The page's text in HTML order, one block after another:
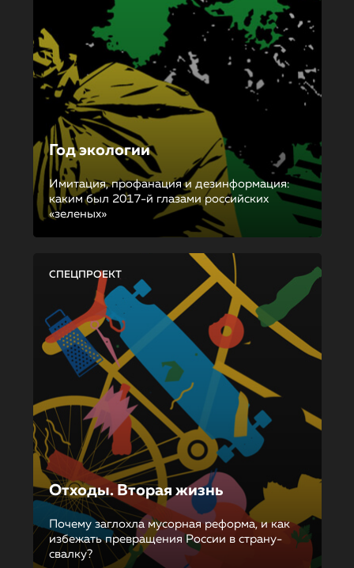
Год экологии
Имитация, профанация и дезинформация:
каким был 2017-й глазами российских
«зеленых»
СПЕЦПРОЕКТ
Отходы. Вторая жизнь
Почему заглохла мусорная реформа, и как
избежать превращения России в страну-
свалку?